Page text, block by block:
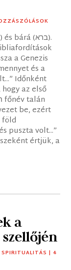
a Genezis
és a
Időnként
az első
be, ezért
föld
puszta volt...”
a
SPIRITUALITÁS | 4